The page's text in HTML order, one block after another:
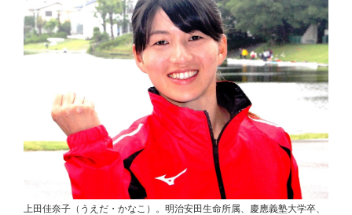
上田佳奈子（うえだ・かなこ）。明治安田生命所属、慶應義塾大学卒、